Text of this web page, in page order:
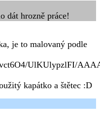
dát hrozně práce!
je to malovaný podle
UlKUlypzlFI/
kapátko a štětec :D